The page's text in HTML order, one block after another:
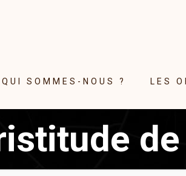
QUI SOMMES-NOUS ? LES